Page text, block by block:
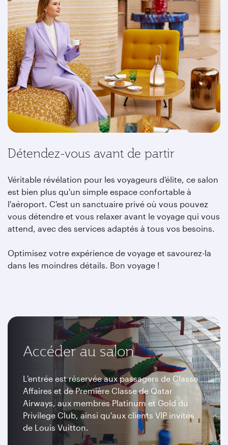
Détendez-vous avant de partir
Véritable révélation pour les voyageurs d'élite, ce salon
est bien plus qu'un simple espace confortable à
l'aéroport. C'est un sanctuaire privé où vous pouvez
vous détendre et vous relaxer avant le voyage qui vous
attend, avec des services adaptés à tous vos besoins.
Optimisez votre expérience de voyage et savourez-la
dans les moindres détails. Bon voyage !
Accéder au salon
L'entrée est réservée aux passagers de Classe
Affaires et de Première Classe de Qatar
Airways, aux membres Platinum et Gold du
Privilege Club, ainsi qu'aux clients VIP invités
de Louis Vuitton.